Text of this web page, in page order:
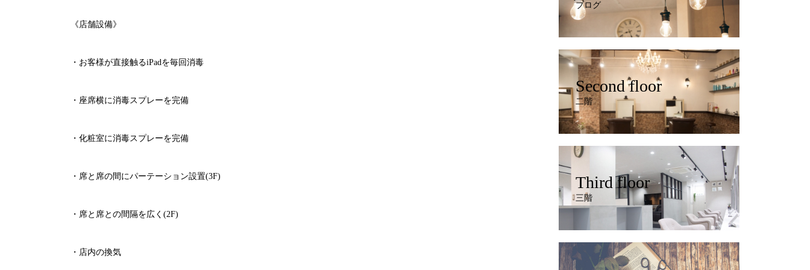
《店舗設備》
・お客様が直接触るiPadを毎回消毒
・座席横に消毒スプレーを完備
・化粧室に消毒スプレーを完備
・席と席の間にパーテーション設置(3F)
・席と席との間隔を広く (2F)
・店内の換気
ブログ
Second floor
二階
Third floor
三階